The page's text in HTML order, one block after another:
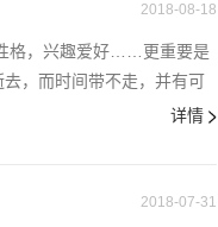
2018-08-18
格，兴趣爱好……更重要是
，而时间带不走，并有可
详情
2018-07-31